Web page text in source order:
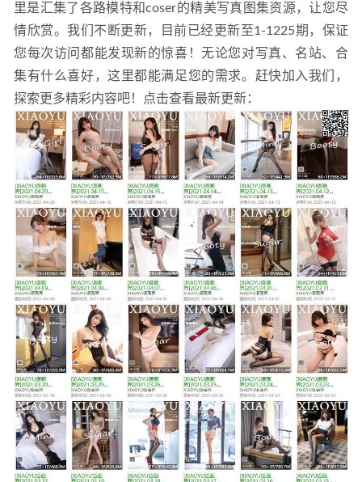
里是汇集了各路模特和coser的精美写真图集资源，让您尽
情欣赏。我们不断更新，目前已经更新至1-1225期，保证
您每次访问都能发现新的惊喜！无论您对写真、名站、合
集有什么喜好，这里都能满足您的需求。赶快加入我们，
探索更多精彩内容吧！点击查看最新更新：